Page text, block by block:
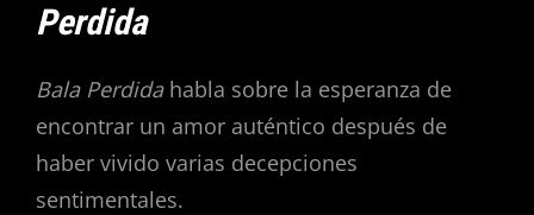
Perdida
Bala Perdidahabla sobre la esperanza de
encontrar un amor auténtico después de
haber vivido varias decepciones
sentimentales.